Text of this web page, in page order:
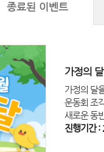
종료된 이벤트
가정의
가정의 달
운동회 조
새로운 동
진행기간